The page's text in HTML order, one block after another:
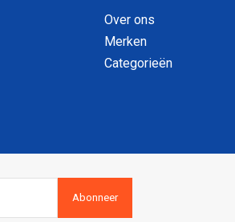
Over ons
Merken
Categorieën
Abonneer